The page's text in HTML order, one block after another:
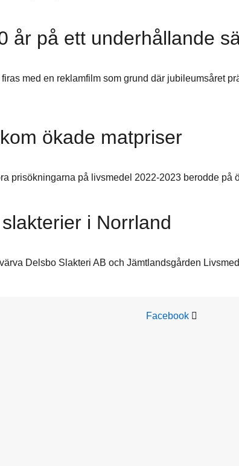
år på ett underhållande
med en reklamfilm som grund där jubileumsåret
ökade matpriser
prisökningarna på livsmedel 2022-2023 berodde på
i Norrland
Delsbo Slakteri AB och Jämtlandsgården
Facebook